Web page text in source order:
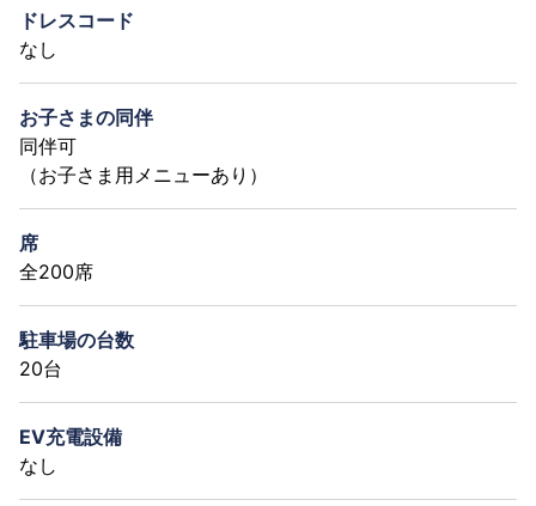
ドレスコード
なし
お子さまの同伴
同伴可
（お子さま用メニューあり）
席
全200席
駐車場の台数
20台
EV充電設備
なし